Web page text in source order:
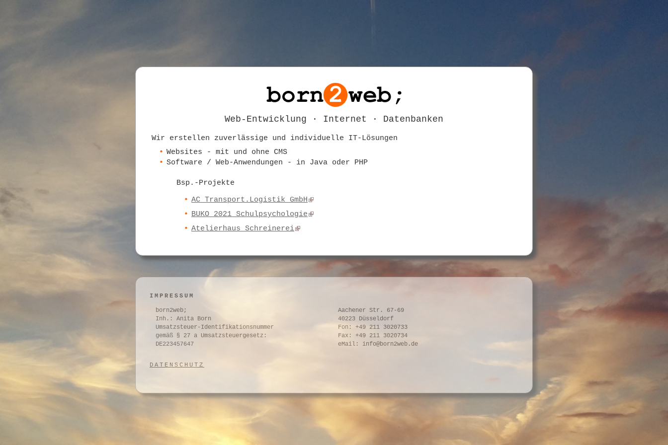
Web-Entwicklung · Internet · Datenbanken
Wir erstellen zuverlässige und individuelle IT-Lösungen
Websites - mit und ohne CMS
Software / Web-Anwendungen - in Java oder PHP
Bsp.-Projekte
AC Transport.Logistik GmbH
BUKO 2021 Schulpsychologie
Atelierhaus Schreinerei
IMPRESSUM
born2web;
Inh.: Anita Born
Umsatzsteuer-Identifikationsnummer
gemäß § 27 a Umsatzsteuergesetz:
DE223457647
Aachener Str. 67-69
40223 Düsseldorf
Fon: +49 211 3020733
Fax: +49 211 3020734
eMail: info@born2web.de
DATENSCHUTZ